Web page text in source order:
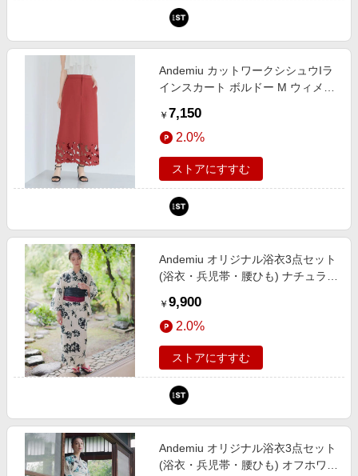
Andemiu カットワークシシュウIラ
インスカート ボルドー M ウィメン
and ST アンドエスティ（旧ドット
エスティ）
￥ 7,150
2.0%
ストアにすすむ
Andemiu オリジナル浴衣3点セット
(浴衣・兵児帯・腰ひも) ナチュラル
ュウ 113564 and ST アンドエステ
ィ（旧ドットエスティ）
￥ 9,900
2.0%
ストアにすすむ
Andemiu オリジナル浴衣3点セット
(浴衣・兵児帯・腰ひも) オフホワイ